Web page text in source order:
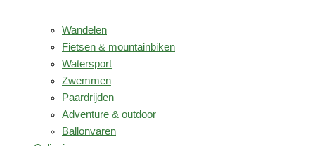
Wandelen
Fietsen & mountainbiken
Watersport
Zwemmen
Paardrijden
Adventure & outdoor
Ballonvaren